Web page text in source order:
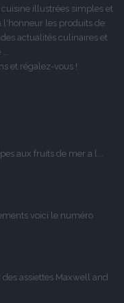
illustrées simples et
l'honneur les produits de
actualités culinaires et
et régalez-vous !
aux fruits de mer a l...
voici le numéro
assiettes Maxwell and